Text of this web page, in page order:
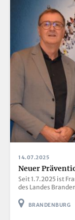
14.07.2025
Neuer
Seit 1.7.2025 ist
des Landes
BRANDENBURG